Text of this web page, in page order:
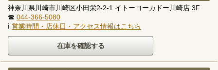
神奈川県川崎市川崎区小田栄2-2-1 イトーヨーカドー川崎店 3F
☎ 044-366-5080
ℹ 営業時間・店休日・アクセス情報はこちら